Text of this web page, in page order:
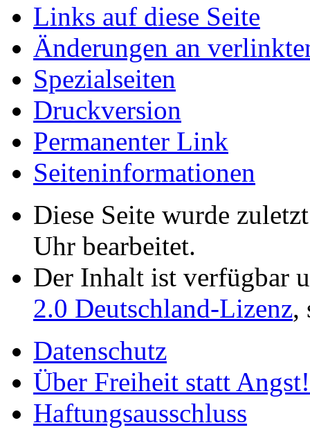
Links auf diese Seite
Änderungen an
Spezialseiten
Druckversion
Permanenter Link
Seiten­­informationen
Diese Seite wurde
Uhr bearbeitet.
Der Inhalt ist verfügbar
2.0 Deutschland-Lizenz,
Datenschutz
Über Freiheit statt Angst!
Haftungsausschluss